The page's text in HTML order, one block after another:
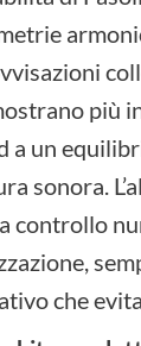
più
a un
sonora.
controllo
che